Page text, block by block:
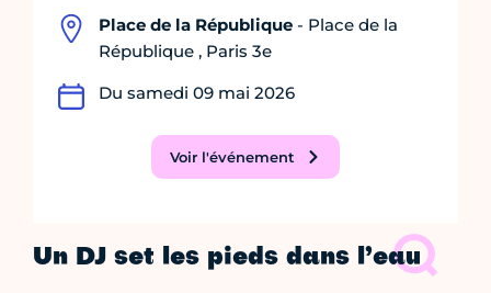
Place de la République - Place de la
République , Paris 3e
Du samedi 09 mai 2026
Voir l'événement
Un DJ set les pieds dans l’eau